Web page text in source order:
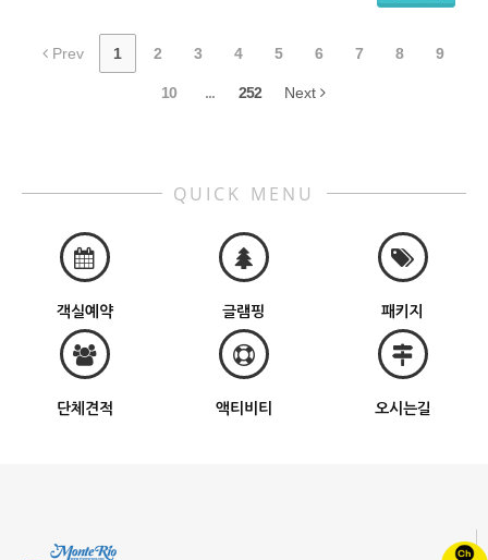
Prev 1 2 3 4 5 6 7 8 9
10 ... 252 Next
QUICK MENU
객실예약 글램핑 패키지
단체견적 액티비티 오시는길